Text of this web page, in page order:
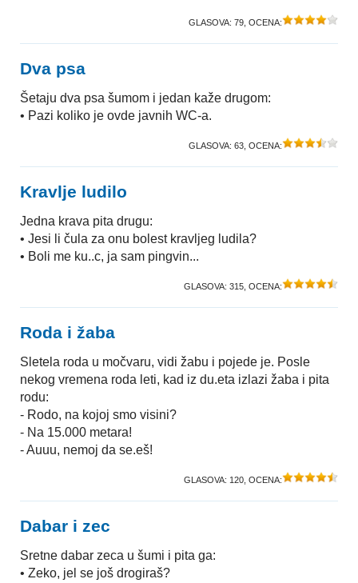
GLASOVA: 79 , OCENA:
Dva psa
Šetaju dva psa šumom i jedan kaže drugom:
• Pazi koliko je ovde javnih WC-a.
GLASOVA: 63 , OCENA:
Kravlje ludilo
Jedna krava pita drugu:
• Jesi li čula za onu bolest kravljeg ludila?
• Boli me ku..c, ja sam pingvin...
GLASOVA: 315 , OCENA:
Roda i žaba
Sletela roda u močvaru, vidi žabu i pojede je. Posle
nekog vremena roda leti, kad iz du.eta izlazi žaba i pita
rodu:
- Rodo, na kojoj smo visini?
- Na 15.000 metara!
- Auuu, nemoj da se.eš!
GLASOVA: 120 , OCENA:
Dabar i zec
Sretne dabar zeca u šumi i pita ga:
• Zeko, jel se još drogiraš?